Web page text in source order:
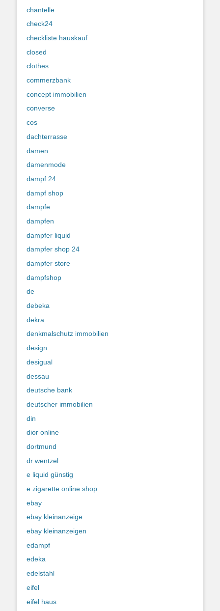
chantelle
check24
checkliste hauskauf
closed
clothes
commerzbank
concept immobilien
converse
cos
dachterrasse
damen
damenmode
dampf 24
dampf shop
dampfe
dampfen
dampfer liquid
dampfer shop 24
dampfer store
dampfshop
de
debeka
dekra
denkmalschutz immobilien
design
desigual
dessau
deutsche bank
deutscher immobilien
din
dior online
dortmund
dr wentzel
e liquid günstig
e zigarette online shop
ebay
ebay kleinanzeige
ebay kleinanzeigen
edampf
edeka
edelstahl
eifel
eifel haus